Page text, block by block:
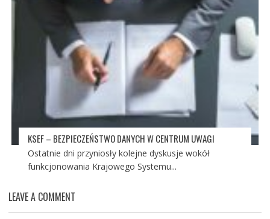
KSEF – BEZPIECZEŃSTWO DANYCH W CENTRUM UWAGI
Ostatnie dni przyniosły kolejne dyskusje wokół
funkcjonowania Krajowego Systemu...
LEAVE A COMMENT